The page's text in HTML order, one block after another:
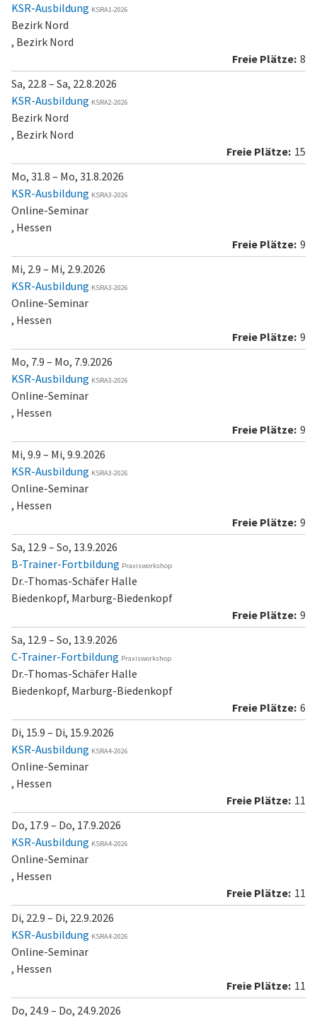
KSR-Ausbildung KSRA1-2026
Bezirk Nord
, Bezirk Nord
8
Sa, 22.8 – Sa, 22.8.2026
KSR-Ausbildung KSRA2-2026
Bezirk Nord
, Bezirk Nord
15
Mo, 31.8 – Mo, 31.8.2026
KSR-Ausbildung KSRA3-2026
Online-Seminar
, Hessen
9
Mi, 2.9 – Mi, 2.9.2026
KSR-Ausbildung KSRA3-2026
Online-Seminar
, Hessen
9
Mo, 7.9 – Mo, 7.9.2026
KSR-Ausbildung KSRA3-2026
Online-Seminar
, Hessen
9
Mi, 9.9 – Mi, 9.9.2026
KSR-Ausbildung KSRA3-2026
Online-Seminar
, Hessen
9
Sa, 12.9 – So, 13.9.2026
B-Trainer-Fortbildung Praxisworkshop
Dr.-Thomas-Schäfer Halle
Biedenkopf, Marburg-Biedenkopf
9
Sa, 12.9 – So, 13.9.2026
C-Trainer-Fortbildung Praxisworkshop
Dr.-Thomas-Schäfer Halle
Biedenkopf, Marburg-Biedenkopf
6
Di, 15.9 – Di, 15.9.2026
KSR-Ausbildung KSRA4-2026
Online-Seminar
, Hessen
11
Do, 17.9 – Do, 17.9.2026
KSR-Ausbildung KSRA4-2026
Online-Seminar
, Hessen
11
Di, 22.9 – Di, 22.9.2026
KSR-Ausbildung KSRA4-2026
Online-Seminar
, Hessen
11
Do, 24.9 – Do, 24.9.2026